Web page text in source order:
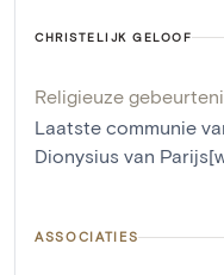
CHRISTELIJK GELOOF
Religieuze
Laatste communie
Dionysius van
ASSOCIATIES